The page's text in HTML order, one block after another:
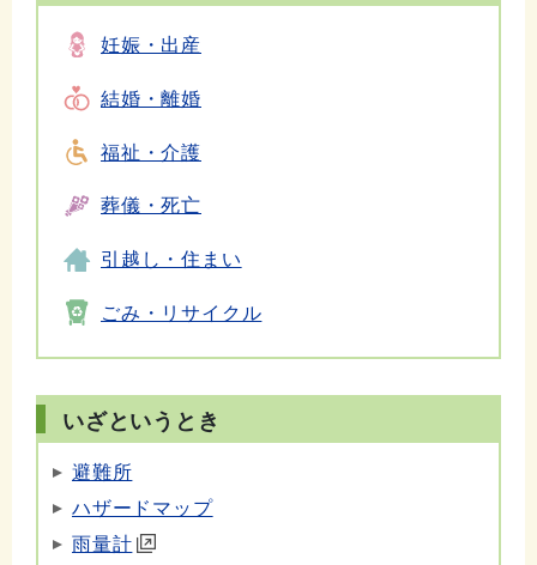
妊娠・出産
結婚・離婚
福祉・介護
葬儀・死亡
引越し・住まい
ごみ・リサイクル
いざというとき
避難所
ハザードマップ
雨量計